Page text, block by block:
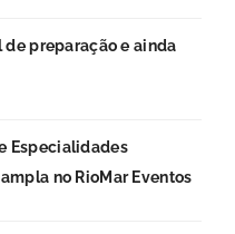
de preparação e ainda
Especialidades
no RioMar Eventos